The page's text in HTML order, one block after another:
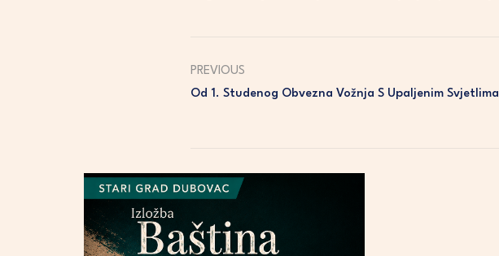
PREVIOUS
Od 1. Studenog Obvezna Vožnja S Upaljenim Svjetlima